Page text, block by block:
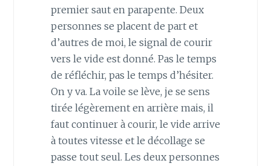
premier saut en parapente. Deux
personnes se placent de part et
d’autres de moi, le signal de courir
vers le vide est donné. Pas le temps
de réfléchir, pas le temps d’hésiter.
On y va. La voile se lève, je se sens
tirée légèrement en arrière mais, il
faut continuer à courir, le vide arrive
à toutes vitesse et le décollage se
passe tout seul. Les deux personnes